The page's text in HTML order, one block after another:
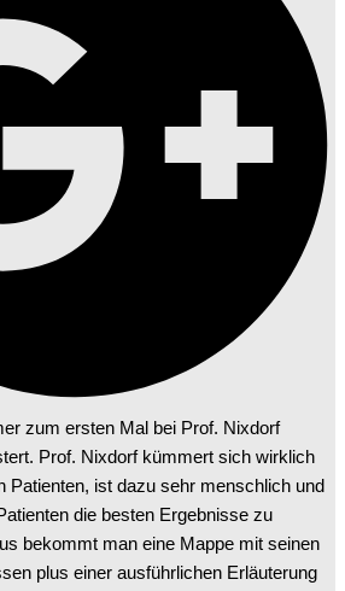
zum ersten Mal bei Prof. Nixdorf
Prof. Nixdorf kümmert sich wirklich
Patienten, ist dazu sehr menschlich und
die besten Ergebnisse zu
bekommt man eine Mappe mit seinen
plus einer ausführlichen Erläuterung